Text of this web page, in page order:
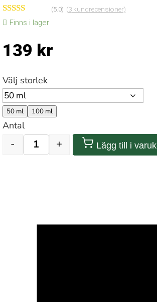
Betygsatt
kundrecensi
oner
(5.0) (3kundrecensioner)
Finns i lager
139 kr
Välj storlek
50 ml 100 ml
Antal
Ekologisk Äppelfröolja
- + Lägg till i